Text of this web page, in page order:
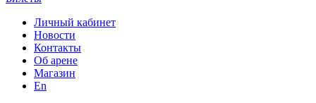
Личный кабинет
Новости
Контакты
Об арене
Магазин
En